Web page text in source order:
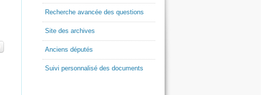
Recherche avancée des questions
Site des archives
Anciens députés
Suivi personnalisé des documents